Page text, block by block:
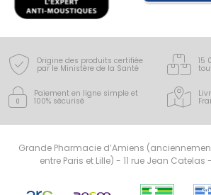
Origine des produits certifiée
par le Ministère de la Santé
15
Paiement en ligne simple et
100% sécurisé
Grande Pharmacie d’Amiens
entre Paris et Lille) - 11 rue Jean